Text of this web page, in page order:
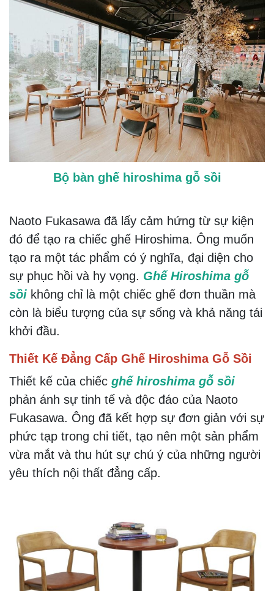
Bộ bàn ghế hiroshima gỗ sồi
Naoto Fukasawa đã lấy cảm hứng từ sự kiện
đó để tạo ra chiếc ghế Hiroshima. Ông muốn
tạo ra một tác phẩm có ý nghĩa, đại diện cho
sự phục hồi và hy vọng. Ghế Hiroshima gỗ
sồi không chỉ là một chiếc ghế đơn thuần mà
còn là biểu tượng của sự sống và khả năng tái
khởi đầu.
Thiết Kế Đẳng Cấp Ghế Hiroshima Gỗ Sồi
Thiết kế của chiếc ghế hiroshima gỗ sồi
phản ánh sự tinh tế và độc đáo của Naoto
Fukasawa. Ông đã kết hợp sự đơn giản với sự
phức tạp trong chi tiết, tạo nên một sản phẩm
vừa mắt và thu hút sự chú ý của những người
yêu thích nội thất đẳng cấp.